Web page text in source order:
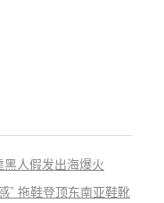
人假发出海爆火
” 拖鞋登顶东南亚鞋靴